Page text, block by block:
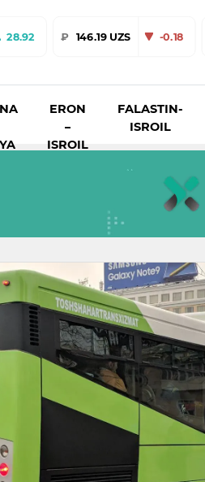
28.92 ₽ 146.19 UZS -0.18
ERON
–
ISROIL
FALASTIN-
ISROIL